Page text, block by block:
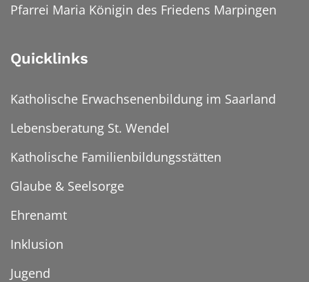
Pfarrei Maria Königin des Friedens Marpingen
Quicklinks
Katholische Erwachsenenbildung im Saarland
Lebensberatung St. Wendel
Katholische Familienbildungsstätten
Glaube & Seelsorge
Ehrenamt
Inklusion
Jugend